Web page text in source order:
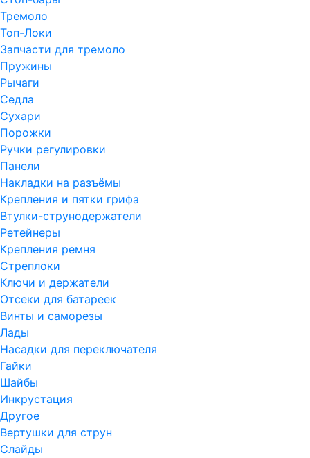
Тремоло
Топ-Локи
Запчасти для тремоло
Пружины
Рычаги
Седла
Сухари
Порожки
Ручки регулировки
Панели
Накладки на разъёмы
Крепления и пятки грифа
Втулки-струнодержатели
Ретейнеры
Крепления ремня
Стреплоки
Ключи и держатели
Отсеки для батареек
Винты и саморезы
Лады
Насадки для переключателя
Гайки
Шайбы
Инкрустация
Другое
Вертушки для струн
Слайды